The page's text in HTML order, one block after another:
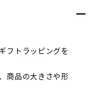
フトラッピングを
商品の大きさや形